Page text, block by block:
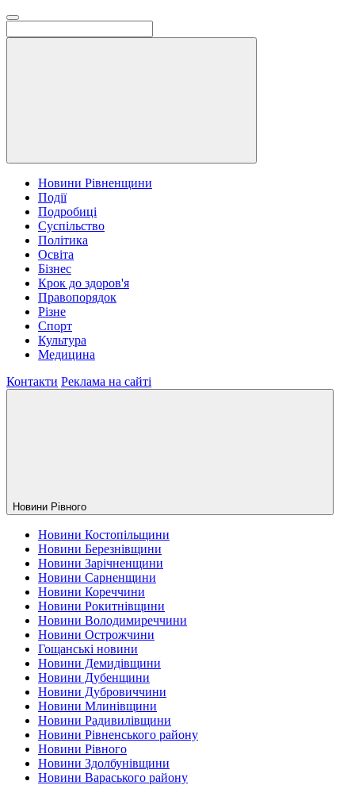
Новини Рівненщини
Події
Подробиці
Суспільство
Політика
Освіта
Бізнес
Крок до здоров'я
Правопорядок
Різне
Спорт
Культура
Медицина
Контакти Реклама на сайті
Новини Рiвного
Новини Костопільщини
Новини Березнівщини
Новини Зарічненщини
Новини Сарненщини
Новини Кореччини
Новини Рокитнівщини
Новини Володимиреччини
Новини Острожчини
Гощанські новини
Новини Демидівщини
Новини Дубенщини
Новини Дубровиччини
Новини Млинівщини
Новини Радивилівщини
Новини Рівненського району
Новини Рівного
Новини Здолбунівщини
Новини Вараського району